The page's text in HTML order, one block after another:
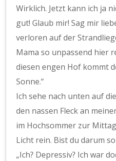
Wirklich. Jetzt kann ich ja
gut! Glaub mir! Sag mir
verloren auf der
Mama so unpassend hier
diesen engen Hof kommt
Sonne.“
Ich sehe nach unten auf
den nassen Fleck an
im Hochsommer zur
Licht rein. Bist du darum
„Ich? Depressiv? Ich war